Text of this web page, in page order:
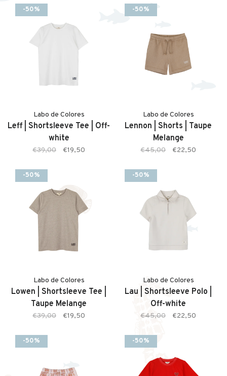
-50%
Labo de Colores
Leff | Shortsleeve Tee | Off-
white
€39,00 €19,50
-50%
Labo de Colores
Lennon | Shorts | Taupe
Melange
€45,00 €22,50
-50%
Labo de Colores
Lowen | Shortsleeve Tee |
Taupe Melange
€39,00 €19,50
-50%
Labo de Colores
Lau | Shortsleeve Polo |
Off-white
€45,00 €22,50
-50% -50%